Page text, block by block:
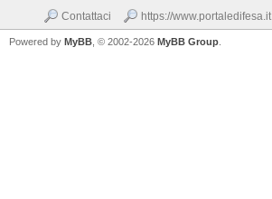
Contattaci https://www.portaledifesa.it
Powered by MyBB , © 2002-2026 MyBB Group